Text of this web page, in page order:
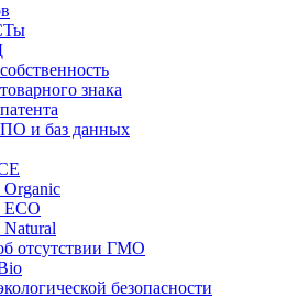
знака
ПО и баз данных
Organic
ECO
отсутствии ГМО
безопасности